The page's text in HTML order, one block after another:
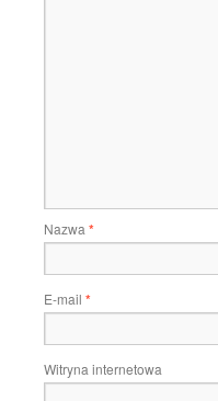
Nazwa *
E-mail *
Witryna internetowa